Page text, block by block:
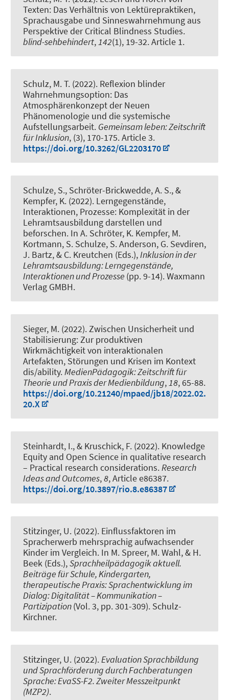
Texten: Das Verhältnis von Lektürepraktiken,
Sprachausgabe und Sinneswahrnehmung aus
Perspektive der Critical Blindness Studies.
blind-sehbehindert, 142(1), 19-32. Article 1.
Schulz, M. T. (2022). Reflexion blinder
Wahrnehmungsoption: Das
Atmosphärenkonzept der Neuen
Phänomenologie und die systemische
Aufstellungsarbeit. Gemeinsam leben: Zeitschrift
für Inklusion, (3), 170-175. Article 3.
https://doi.org/10.3262/GL2203170
Schulze, S., Schröter-Brickwedde, A. S., &
Kempfer, K. (2022). Lerngegenstände,
Interaktionen, Prozesse: Komplexität in der
Lehramtsausbildung darstellen und
beforschen. In A. Schröter, K. Kempfer, M.
Kortmann, S. Schulze, S. Anderson, G. Sevdiren,
J. Bartz, & C. Kreutchen (Eds.),Inklusion in der
Lehramtsausbildung: Lerngegenstände,
Interaktionen und Prozesse (pp. 9-14). Waxmann
Verlag GMBH.
Sieger, M. (2022).Zwischen Unsicherheit und
Stabilisierung: Zur produktiven
Wirkmächtigkeit von interaktionalen
Artefakten, Störungen und Krisen im Kontext
dis/ability.MedienPädagogik: Zeitschrift für
Theorie und Praxis der Medienbildung,18, 65-88.
https://doi.org/10.21240/mpaed/jb18/2022.02.
20.X
Steinhardt, I., & Kruschick, F. (2022). Knowledge
Equity and Open Science in qualitative research
– Practical research considerations.Research
Ideas and Outcomes,8, Article e86387.
https://doi.org/10.3897/rio.8.e86387
Stitzinger, U. (2022). Einflussfaktoren im
Spracherwerb mehrsprachig aufwachsender
Kinder im Vergleich. In M. Spreer, M. Wahl, & H.
Beek (Eds.),Sprachheilpädagogik aktuell.
Beiträge für Schule, Kindergarten,
therapeutische Praxis: Sprachentwicklung im
Dialog: Digitalität – Kommunikation –
Partizipation(Vol. 3, pp. 301-309). Schulz-
Kirchner.
Stitzinger, U. (2022).Evaluation Sprachbildung
und Sprachförderung durch Fachberatungen
Sprache: EvaSS-F2. Zweiter Messzeitpunkt
(MZP2).